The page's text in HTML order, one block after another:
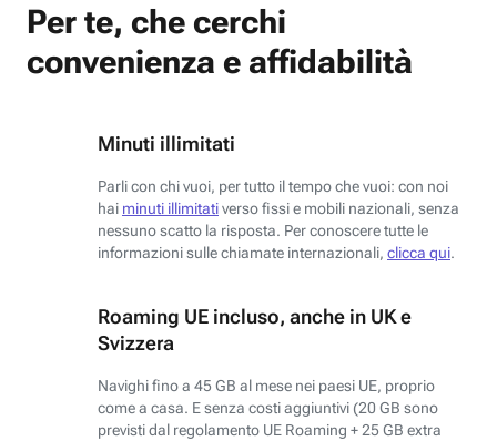
Per te, che cerchi
convenienza e affidabilità
Minuti illimitati
Parli con chi vuoi, per tutto il tempo che vuoi: con noi
hai minuti illimitativerso fissi e mobili nazionali, senza
nessuno scatto la risposta. Per conoscere tutte le
informazioni sulle chiamate internazionali, clicca qui.
Roaming UE incluso, anche in UK e
Svizzera
Navighi fino a 45 GB al mese nei paesi UE, proprio
come a casa. E senza costi aggiuntivi (20 GB sono
previsti dal regolamento UE Roaming + 25 GB extra